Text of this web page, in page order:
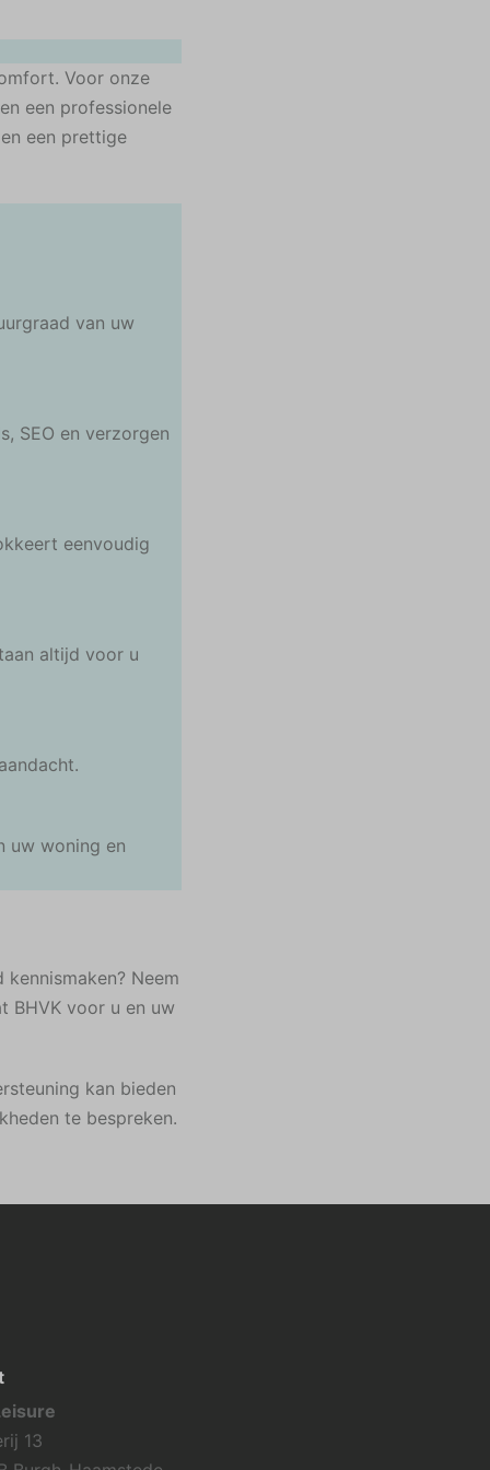
Voor onze
een professionele
een prettige
van uw
SEO en verzorgen
eenvoudig
altijd voor u
uw woning en
Neem
BHVK voor u en uw
kan bieden
te bespreken.
13